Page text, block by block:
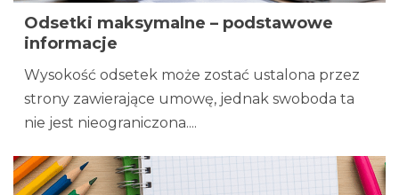
Odsetki maksymalne – podstawowe
informacje
Wysokość odsetek może zostać ustalona przez
strony zawierające umowę, jednak swoboda ta
nie jest nieograniczona....